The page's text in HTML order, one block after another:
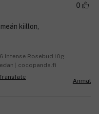
0
kiillon,
Intense Rosebud 10g
| cocopanda.fi
Anmäl